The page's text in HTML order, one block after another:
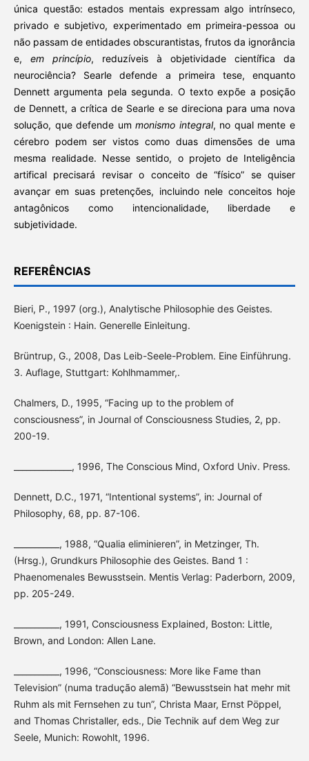
única questão: estados mentais expressam algo intrínseco,
privado e subjetivo, experimentado em primeira-pessoa ou
não passam de entidades obscurantistas, frutos da ignorância
e, em princípio, reduzíveis à objetividade científica da
neurociência? Searle defende a primeira tese, enquanto
Dennett argumenta pela segunda. O texto expõe a posição
de Dennett, a crítica de Searle e se direciona para uma nova
solução, que defende ummonismo integral, no qual mente e
cérebro podem ser vistos como duas dimensões de uma
mesma realidade. Nesse sentido, o projeto de Inteligência
artifical precisará revisar o conceito de “físico” se quiser
avançar em suas pretenções, incluindo nele conceitos hoje
antagônicos como intencionalidade, liberdade e
subjetividade.
REFERÊNCIAS
Bieri, P., 1997 (org.), Analytische Philosophie des Geistes.
Koenigstein : Hain. Generelle Einleitung.
Brüntrup, G., 2008, Das Leib-Seele-Problem. Eine Einführung.
3. Auflage, Stuttgart: Kohlhmammer,.
Chalmers, D., 1995, “Facing up to the problem of
consciousness”, in Journal of Consciousness Studies, 2, pp.
200-19.
______________, 1996, The Conscious Mind, Oxford Univ. Press.
Dennett, D.C., 1971, “Intentional systems”, in: Journal of
Philosophy, 68, pp. 87-106.
___________, 1988, “Qualia eliminieren”, in Metzinger, Th.
(Hrsg.), Grundkurs Philosophie des Geistes. Band 1 :
Phaenomenales Bewusstsein. Mentis Verlag: Paderborn, 2009,
pp. 205-249.
___________, 1991, Consciousness Explained, Boston: Little,
Brown, and London: Allen Lane.
___________, 1996, “Consciousness: More like Fame than
Television” (numa tradução alemã) “Bewusstsein hat mehr mit
Ruhm als mit Fernsehen zu tun”, Christa Maar, Ernst Pöppel,
and Thomas Christaller, eds., Die Technik auf dem Weg zur
Seele, Munich: Rowohlt, 1996.